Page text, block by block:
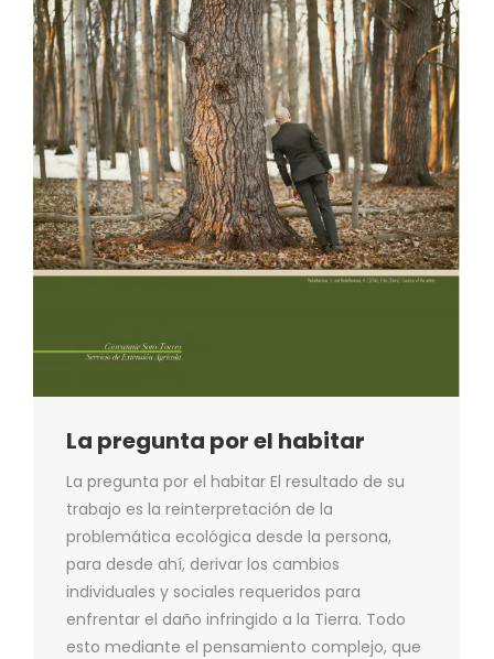
La pregunta por el habitar
La pregunta por el habitar El resultado de su
trabajo es la reinterpretación de la
problemática ecológica desde la persona,
para desde ahí, derivar los cambios
individuales y sociales requeridos para
enfrentar el daño infringido a la Tierra. Todo
esto mediante el pensamiento complejo, que